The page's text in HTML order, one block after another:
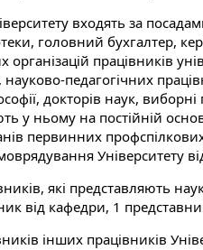
входять за
головний бухгалтер,
працівників
педагогічних
докторів наук,
у ньому на постійній
первинних профспілкових
Університету
які представляють
від кафедри, 1
інших працівників